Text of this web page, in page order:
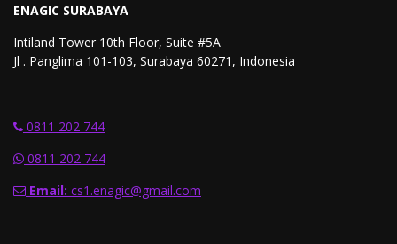
ENAGIC SURABAYA
Intiland Tower 10th Floor, Suite #5A
Jl . Panglima 101-103, Surabaya 60271, Indonesia
0811 202 744
0811 202 744
Email: cs1.enagic@gmail.com